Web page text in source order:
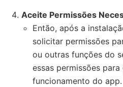
Aceite Permissões
Então, após a
solicitar permissões
ou outras funções do
essas permissões
funcionamento do app.